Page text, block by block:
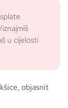
u cijelosti
objasnit